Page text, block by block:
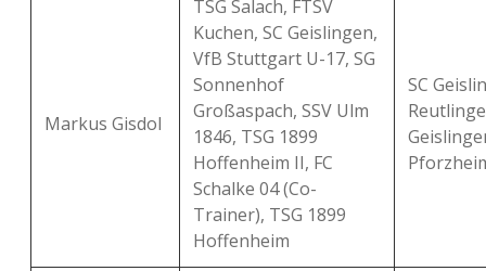
Markus Gisdol
TSG Salach, FTSV
Kuchen, SC Geislingen,
VfB Stuttgart U-17, SG
Sonnenhof
Großaspach, SSV Ulm
1846, TSG 1899
Hoffenheim II, FC
Schalke 04 (Co-
Trainer), TSG 1899
Hoffenheim
SC